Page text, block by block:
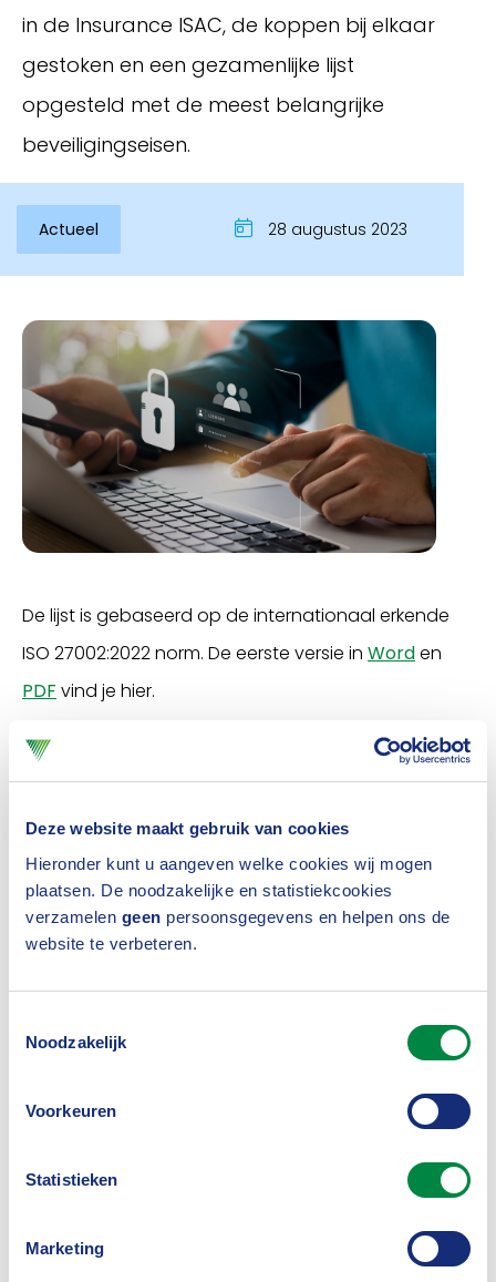
Deze website maakt gebruik van cookies
Hieronder kunt u aangeven welke cookies wij mogen
plaatsen. De noodzakelijke en statistiekcookies
verzamelen geen persoonsgegevens en helpen ons de
website te verbeteren.
Noodzakelijk
Voorkeuren
Statistieken
Marketing
Inloggen
in de Insurance ISAC, de koppen bij elkaar
gestoken en een gezamenlijke lijst
opgesteld met de meest belangrijke
beveiligingseisen.
Actueel 28 augustus 2023
De lijst is gebaseerd op de internationaal erkende
ISO 27002:2022 norm. De eerste versie in Worden
PDF vind je hier.
Voor wie is de vragenlijst bedoeld?
De lijst is allereerst bedoeld voor verzekeraars die
een bepaalde leverancier overwegen
(precontractueel) en een eerste inschatting willen
maken van de beveiligingsvolwassenheid.
Daarnaast is de lijst ook bedoeld voor leveranciers
zodat zij in een keer kunnen nagaan of ze voldoen
antwoorden kunnen geven aan verschillende
verzekeraars.
Een verzekeraar zal na deze eerste vragenlijst in